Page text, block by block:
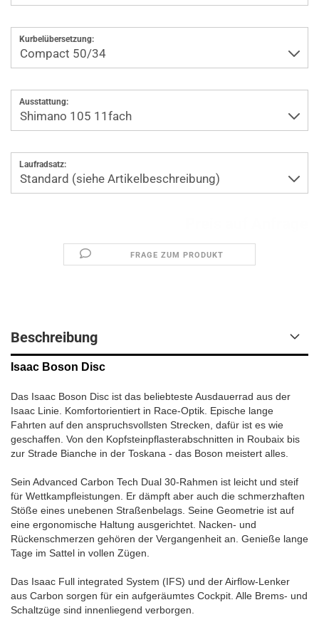
Kurbelübersetzung:
Ausstattung:
Laufradsatz:
FRAGE ZUM PRODUKT
Beschreibung
Isaac Boson Disc
Das Isaac Boson Disc ist das beliebteste Ausdauerrad aus der
Isaac Linie. Komfortorientiert in Race-Optik. Epische lange
Fahrten auf den anspruchsvollsten Strecken, dafür ist es wie
geschaffen. Von den Kopfsteinpflasterabschnitten in Roubaix bis
zur Strade Bianche in der Toskana - das Boson meistert alles.
Sein Advanced Carbon Tech Dual 30-Rahmen ist leicht und steif
für Wettkampfleistungen. Er dämpft aber auch die schmerzhaften
Stöße eines unebenen Straßenbelags. Seine Geometrie ist auf
eine ergonomische Haltung ausgerichtet. Nacken- und
Rückenschmerzen gehören der Vergangenheit an. Genieße lange
Tage im Sattel in vollen Zügen.
Das Isaac Full integrated System (IFS) und der Airflow-Lenker
aus Carbon sorgen für ein aufgeräumtes Cockpit. Alle Brems- und
Schaltzüge sind innenliegend verborgen.